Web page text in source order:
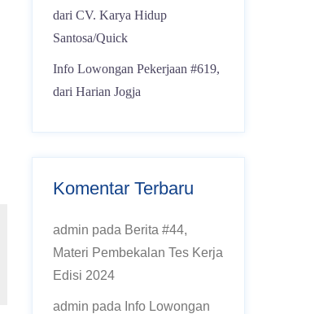
dari CV. Karya Hidup
Santosa/Quick
Info Lowongan Pekerjaan #619,
dari Harian Jogja
Komentar Terbaru
admin pada Berita #44,
Materi Pembekalan Tes Kerja
Edisi 2024
admin pada Info Lowongan